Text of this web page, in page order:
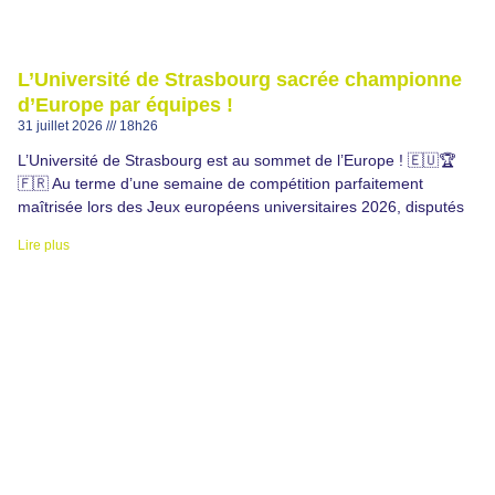
L’Université de Strasbourg sacrée championne
d’Europe par équipes !
31 juillet 2026 18h26
L’Université de Strasbourg est au sommet de l’Europe ! 🇪🇺🏆
🇫🇷 Au terme d’une semaine de compétition parfaitement
maîtrisée lors des Jeux européens universitaires 2026, disputés
Lire plus